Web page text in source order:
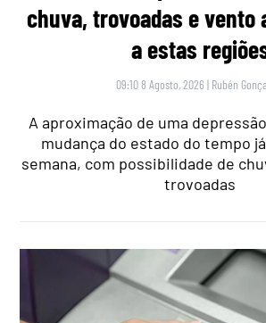
chuva, trovoadas e
a estas
09:10 8 Agosto, 2026 | Rubén
A aproximação de uma
mudança do estado do tempo
semana, com possibilidade de
trovoadas